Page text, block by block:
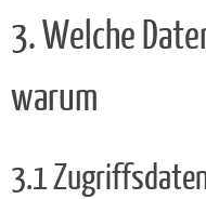
3. Welche
warum
3.1